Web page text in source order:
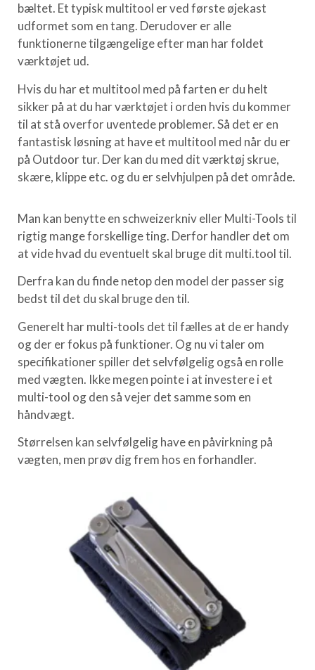
bæltet. Et typisk multitool er ved første øjekast
udformet som en tang. Derudover er alle
funktionerne tilgængelige efter man har foldet
værktøjet ud.
Hvis du har et multitool med på farten er du helt
sikker på at du har værktøjet i orden hvis du kommer
til at stå overfor uventede problemer. Så det er en
fantastisk løsning at have et multitool med når du er
på Outdoor tur. Der kan du med dit værktøj skrue,
skære, klippe etc. og du er selvhjulpen på det område.
Man kan benytte en schweizerkniv eller Multi-Tools til
rigtig mange forskellige ting. Derfor handler det om
at vide hvad du eventuelt skal bruge dit multi.tool til.
Derfra kan du finde netop den model der passer sig
bedst til det du skal bruge den til.
Generelt har multi-tools det til fælles at de er handy
og der er fokus på funktioner. Og nu vi taler om
specifikationer spiller det selvfølgelig også en rolle
med vægten. Ikke megen pointe i at investere i et
multi-tool og den så vejer det samme som en
håndvægt.
Størrelsen kan selvfølgelig have en påvirkning på
vægten, men prøv dig frem hos en forhandler.